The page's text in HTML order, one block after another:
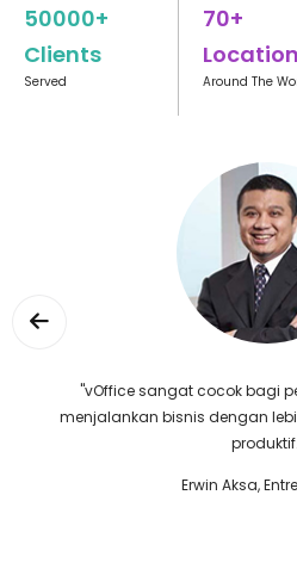
50000+
Clients
Served
70+
Around The
"vOffice sangat cocok bagi
menjalankan bisnis dengan
Erwin Aksa,